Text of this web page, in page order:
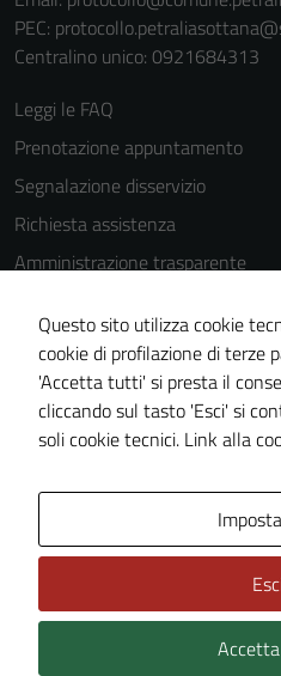
PEC:
Centralino unico: 0921684313
Leggi le FAQ
Prenotazione appuntamento
Segnalazione disservizio
Richiesta assistenza
Amministrazione trasparente
Cookie Policy
Note legali
Dichiarazione di accessibilità
Piano di miglioramento del sito
Area Privata
Questo sito utilizza cookie
cookie di profilazione di terze
'Accetta tutti' si presta il
cliccando sul tasto 'Esci' si
soli cookie tecnici. Link alla